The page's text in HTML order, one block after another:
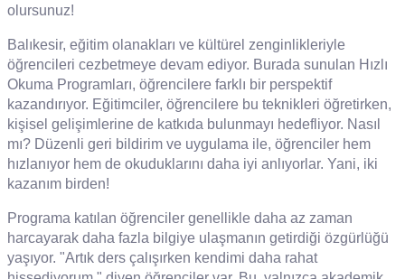
olursunuz!
Balıkesir, eğitim olanakları ve kültürel zenginlikleriyle
öğrencileri cezbetmeye devam ediyor. Burada sunulan Hızlı
Okuma Programları, öğrencilere farklı bir perspektif
kazandırıyor. Eğitimciler, öğrencilere bu teknikleri öğretirken,
kişisel gelişimlerine de katkıda bulunmayı hedefliyor. Nasıl
mı? Düzenli geri bildirim ve uygulama ile, öğrenciler hem
hızlanıyor hem de okuduklarını daha iyi anlıyorlar. Yani, iki
kazanım birden!
Programa katılan öğrenciler genellikle daha az zaman
harcayarak daha fazla bilgiye ulaşmanın getirdiği özgürlüğü
yaşıyor. "Artık ders çalışırken kendimi daha rahat